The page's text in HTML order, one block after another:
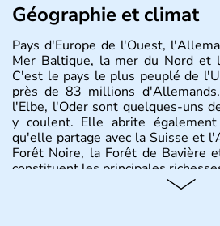
Géographie et climat
Pays d'Europe de l'Ouest,
Mer Baltique, la mer du Nord et
C'est le pays le plus peuplé de
près de 83 millions
l'Elbe, l'Oder sont quelques-uns
y coulent. Elle abrite
qu'elle partage avec la Suisse et
Forêt Noire, la Forêt de Bavière
constituent les principales